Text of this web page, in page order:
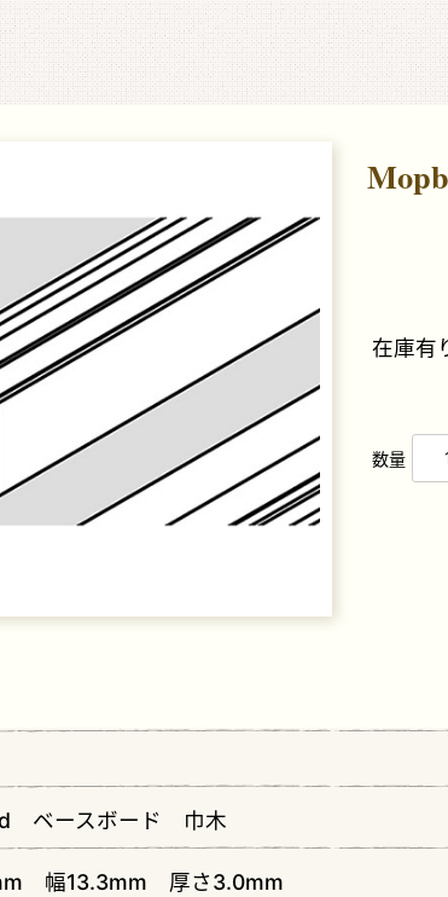
ルハウス1/12専門店 ミニチュアクラブ
在庫有
数量
ベースボード 巾木
幅13.3mm 厚さ3.0mm